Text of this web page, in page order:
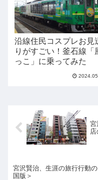
沿線住民コスプレお見
りがすごい！釜石線「
っこ」に乗ってみた
宮
店
宮沢賢治、生涯の旅行行動
国版＞